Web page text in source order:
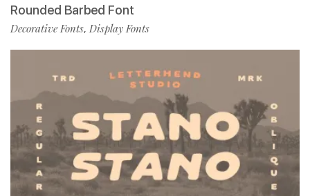
Rounded Barbed Font
Decorative Fonts, Display Fonts